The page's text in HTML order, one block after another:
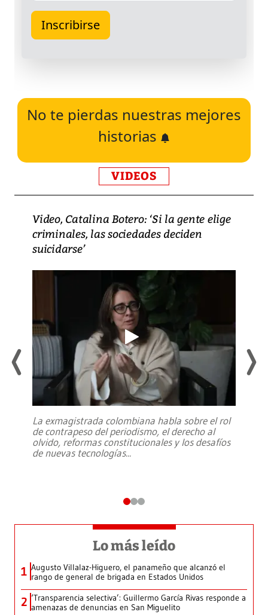
No te pierdas nuestras mejores
historias
VIDEOS
Video, Catalina Botero: ‘Si la gente elige
criminales, las sociedades deciden
suicidarse’
La exmagistrada colombiana habla sobre el rol
de contrapeso del periodismo, el derecho al
olvido, reformas constitucionales y los desafíos
de nuevas tecnologías...
Lo más leído
1 Augusto Villalaz-Higuero, el panameño que alcanzó el
rango de general de brigada en Estados Unidos
2 ‘Transparencia selectiva’: Guillermo García Rivas responde a
amenazas de denuncias en San Miguelito